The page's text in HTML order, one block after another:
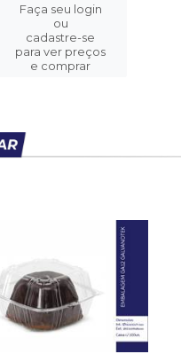
Faça seu login
ou
cadastre-se
para ver preços
e comprar